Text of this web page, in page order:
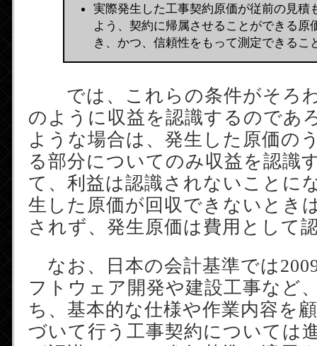
実際発生した工事契約原価が従前の見積
よう、契約に帰属させることができる原
き、かつ、信頼性をもって測定できるこ
では、これらの条件がそろ
のように収益を認識するので
ような場合は、発生した原価の
る部分についてのみ収益を認識
て、利益は認識されないことに
生した原価が回収できないとき
されず、発生原価は費用として
なお、日本の会計基準では
フトウェア開発や建設工事など
ち、基本的な仕様や作業内容を
づいて行う工事契約については